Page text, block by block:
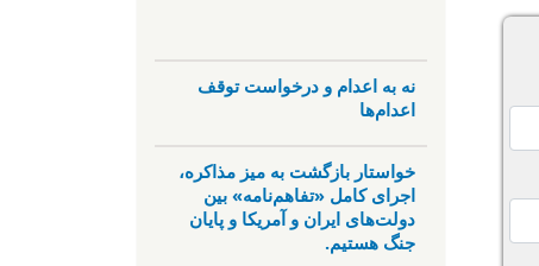
نه به اعدام و درخواست توقف
اعدام‌ها
خواستار بازگشت به میز مذاکره،
اجرای کامل «تفاهم‌نامه» بین
دولت‌های ایران و آمریکا و پایان
جنگ هستیم.